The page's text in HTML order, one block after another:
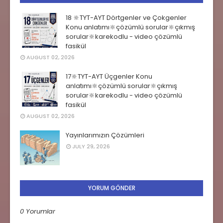
18 🔆TYT-AYT Dörtgenler ve Çokgenler
Konu anlatımı🔆çözümlü sorular🔆çıkmış
sorular🔆karekodlu - video çözümlü
fasikül
AUGUST 02, 2026
17🔆TYT-AYT Üçgenler Konu
anlatımı🔆çözümlü sorular🔆çıkmış
sorular🔆karekodlu - video çözümlü
fasikül
AUGUST 02, 2026
Yayınlarımızın Çözümleri
JULY 29, 2026
YORUM GÖNDER
0 Yorumlar